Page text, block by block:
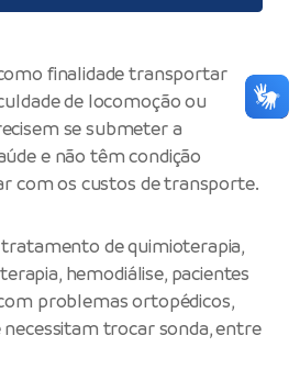
finalidade transportar
de locomoção ou
se submeter a
e não têm condição
com os custos de transporte.
de quimioterapia,
hemodiálise, pacientes
problemas ortopédicos,
necessitam trocar sonda, entre